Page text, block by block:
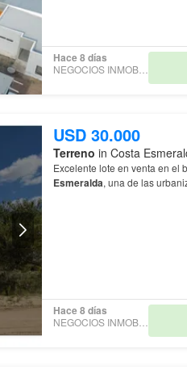
Hace 8 días
NEGOCIOS INMOBILIARIOS
USD 30.000
Terreno in Costa
Excelente lote en venta en el
Esmeralda, una de las
Hace 8 días
NEGOCIOS INMOBILIARIOS